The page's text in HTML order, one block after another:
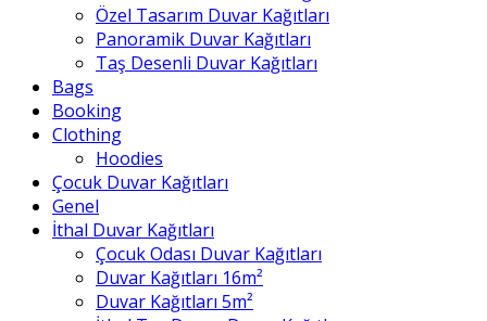
Özel Tasarım Duvar Kağıtları
Panoramik Duvar Kağıtları
Taş Desenli Duvar Kağıtları
Bags
Booking
Clothing
Hoodies
Çocuk Duvar Kağıtları
Genel
İthal Duvar Kağıtları
Çocuk Odası Duvar Kağıtları
Duvar Kağıtları 16m²
Duvar Kağıtları 5m²